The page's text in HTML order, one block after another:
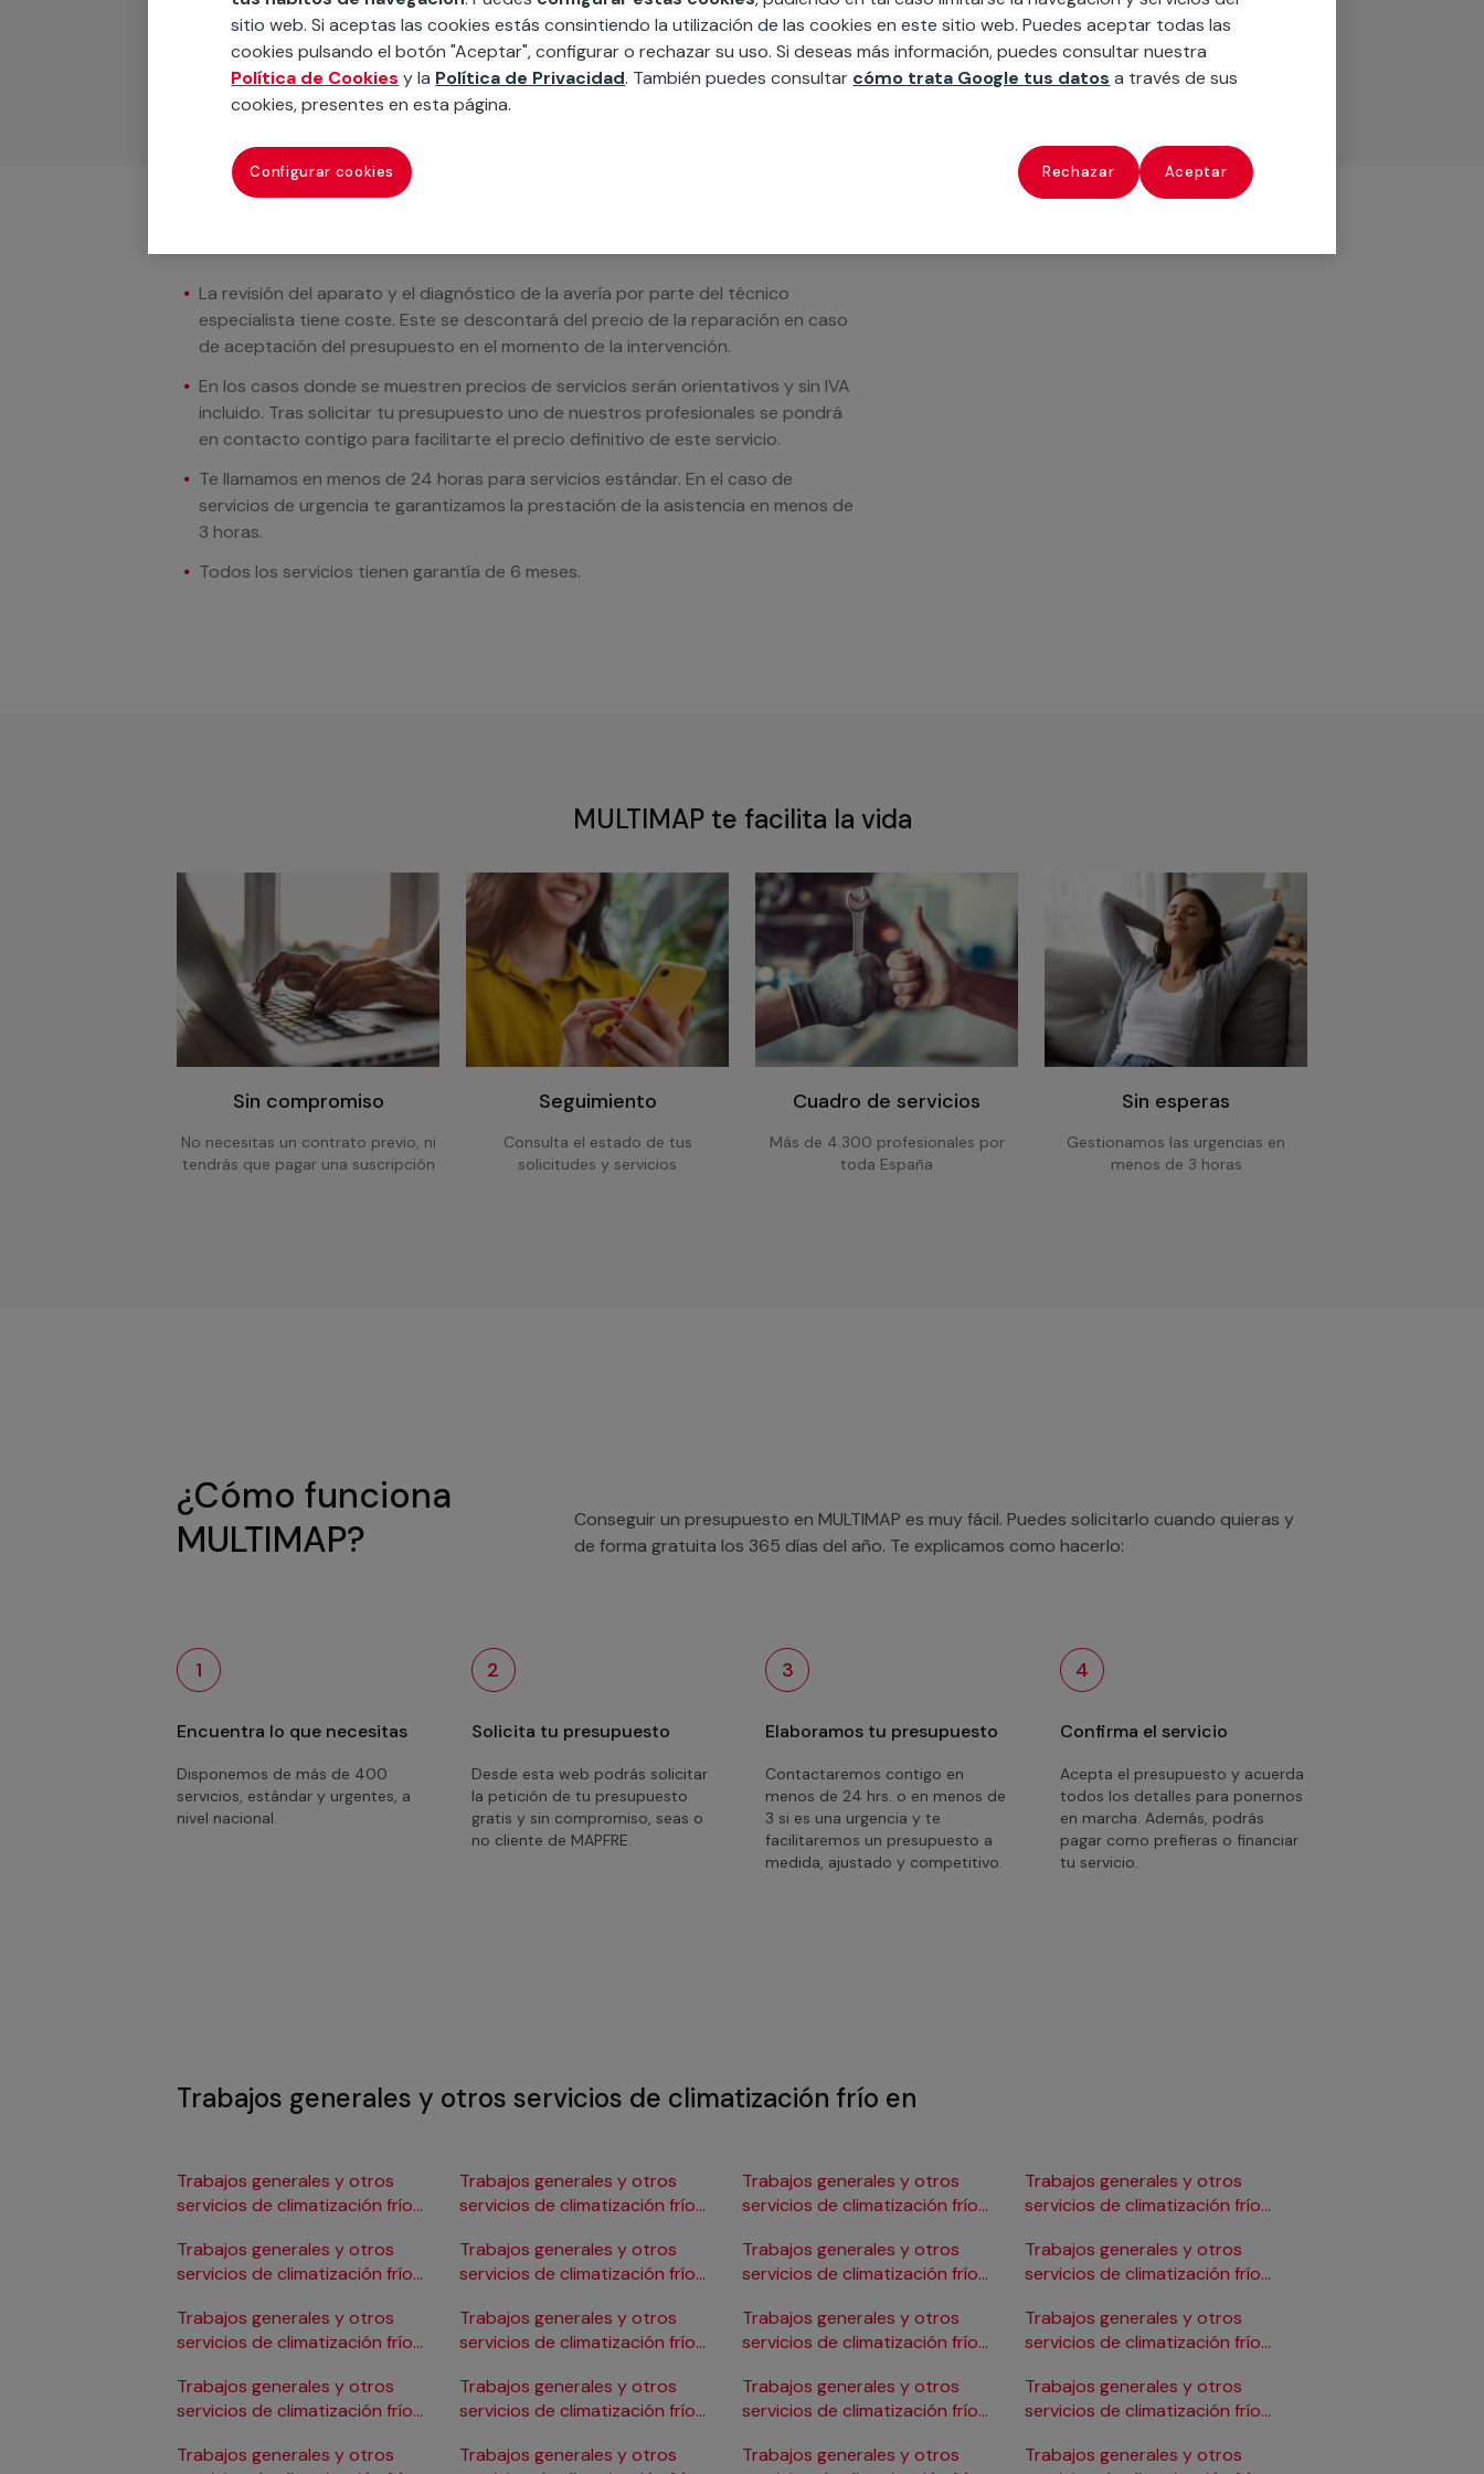
Podemos ofrecer cualquier servicio a medida incluyendo todo lo que necesites:
materiales, equipamientos, electrodomésticos, etc. Cuéntanos que necesitas
cuando te llamemos.
La revisión del aparato y el diagnóstico de la avería por parte del técnico
especialista tiene coste. Este se descontará del precio de la reparación en caso
de aceptación del presupuesto en el momento de la intervención.
En los casos donde se muestren precios de servicios serán orientativos y sin IVA
incluido. Tras solicitar tu presupuesto uno de nuestros profesionales se pondrá
en contacto contigo para facilitarte el precio definitivo de este servicio.
Te llamamos en menos de 24 horas para servicios estándar. En el caso de
servicios de urgencia te garantizamos la prestación de la asistencia en menos de
3 horas.
Todos los servicios tienen garantía de 6 meses.
MULTIMAP te facilita la vida
Sin compromiso
No necesitas un contrato previo, ni
tendrás que pagar una suscripción
Seguimiento
Consulta el estado de tus
solicitudes y servicios
Cuadro de servicios
Más de 4.300 profesionales por
toda España
Sin esperas
Gestionamos las urgencias en
menos de 3 horas
¿Cómo funciona
MULTIMAP?
Conseguir un presupuesto en MULTIMAP es muy fácil. Puedes solicitarlo cuando quieras y
de forma gratuita los 365 días del año. Te explicamos como hacerlo:
1
Encuentra lo que necesitas
Disponemos de más de 400
servicios, estándar y urgentes, a
nivel nacional.
2
Solicita tu presupuesto
Desde esta web podrás solicitar
la petición de tu presupuesto
gratis y sin compromiso, seas o
no cliente de MAPFRE.
3
Elaboramos tu presupuesto
Contactaremos contigo en
menos de 24 hrs. o en menos de
3 si es una urgencia y te
facilitaremos un presupuesto a
medida, ajustado y competitivo.
4
Confirma el servicio
Acepta el presupuesto y acuerda
todos los detalles para ponernos
en marcha. Además, podrás
pagar como prefieras o financiar
tu servicio.
Trabajos generales y otros servicios de climatización frío en
Trabajos generales y otros
servicios de climatización frío
Trabajos generales y otros
servicios de climatización frío
Trabajos generales y otros
servicios de climatización frío
Trabajos generales y otros
servicios de climatización frío
Trabajos generales y otros
Trabajos generales y otros
servicios de climatización frío
Trabajos generales y otros
servicios de climatización frío
Trabajos generales y otros
servicios de climatización frío
Trabajos generales y otros
servicios de climatización frío
Trabajos generales y otros
Trabajos generales y otros
servicios de climatización frío
Trabajos generales y otros
servicios de climatización frío
Trabajos generales y otros
servicios de climatización frío
Trabajos generales y otros
servicios de climatización frío
Trabajos generales y otros
Trabajos generales y otros
servicios de climatización frío
Trabajos generales y otros
servicios de climatización frío
Trabajos generales y otros
servicios de climatización frío
Trabajos generales y otros
servicios de climatización frío
Trabajos generales y otros
sitio web. Si aceptas las cookies estás consintiendo la utilización de las cookies en este sitio web. Puedes aceptar todas las
cookies pulsando el botón "Aceptar", configurar o rechazar su uso. Si deseas más información, puedes consultar nuestra
Política de Cookies y la Política de Privacidad. También puedes consultar cómo trata Google tus datos a través de sus
cookies, presentes en esta página.
Configurar cookies Rechazar Aceptar